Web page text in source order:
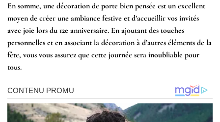
En somme, une décoration de porte bien pensée est un excellent
moyen de créer une ambiance festive et d’accueillir vos invités
avec joie lors du 12e anniversaire. En ajoutant des touches
personnelles et en associant la décoration à d’autres éléments de la
fête, vous vous assurez que cette journée sera inoubliable pour
tous.